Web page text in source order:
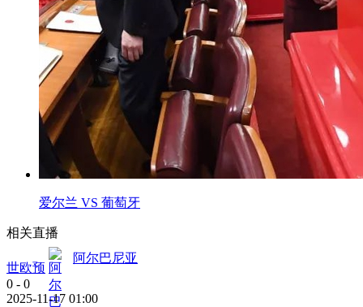
爱尔兰 VS 葡萄牙
相关直播
世欧预
阿尔巴尼亚
0 - 0
2025-11-17 01:00